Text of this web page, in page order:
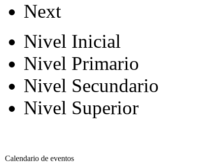
Next
Nivel Inicial
Nivel Primario
Nivel Secundario
Nivel Superior
Calendario de eventos